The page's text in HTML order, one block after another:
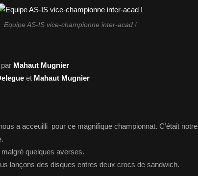
Equipe AS-IS vice-championne inter-acad !
Mahaut Mugnier
et Mahaut Mugnier
a acceuilli pour ce magnifique championnat. C’était notre
quelques averses.
lançons des disques entres deux crocs de sandwich.